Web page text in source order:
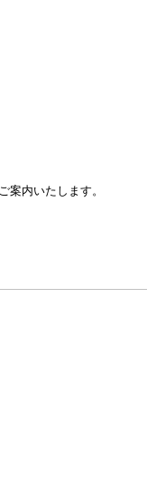
案内いたします。